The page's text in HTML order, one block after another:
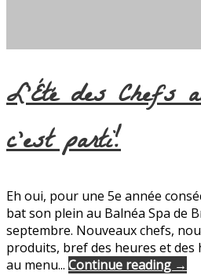
L’Été des Chefs
c’est parti!
Eh oui, pour une 5e année
bat son plein au Balnéa Spa de
septembre. Nouveaux chefs,
produits, bref des heures et des
au menu... Continue reading →